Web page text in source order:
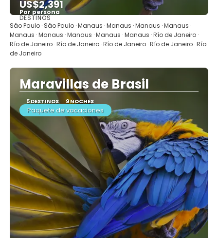
US$2,391
Por persona
Ver
DESTINOS
São Paulo · São Paulo · Manaus · Manaus · Manaus · Manaus ·
Manaus · Manaus · Manaus · Manaus · Manaus · Río de Janeiro ·
Río de Janeiro · Río de Janeiro · Río de Janeiro · Río de Janeiro · Río
de Janeiro
Maravillas de Brasil
5 DESTINOS 9 NOCHES
Paquete de vacaciones